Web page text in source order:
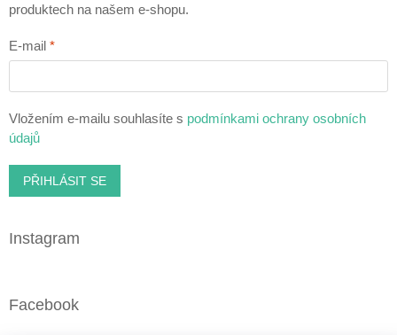
produktech na našem e-shopu.
E-mail
Vložením e-mailu souhlasíte s podmínkami ochrany osobních
údajů
PŘIHLÁSIT SE
Instagram
Facebook